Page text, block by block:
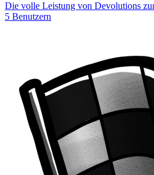
Die volle Leistung von Devolutions
5 Benutzern